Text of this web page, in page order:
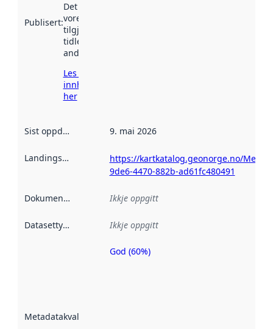
Publisert:
Det kan ha
vore
tilgjengeleg
tidlegare
andre stader.
Les meir om
innhenting
her
Sist oppdatert 9. mai 2026
Landingsside
https://kartkatalog.geonorge.no/
9de6-4470-882b-ad61fc480491
Dokumentasjon Ikkje oppgitt
Datasettype Ikkje oppgitt
Metadatakvalitet
Metadatakvalitet
God (60%)